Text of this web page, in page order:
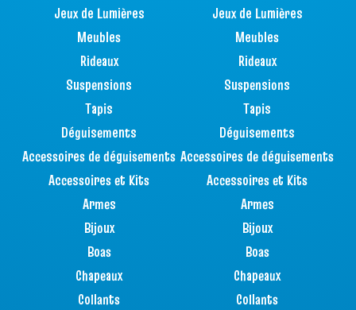
Jeux de Lumières
Meubles
Rideaux
Suspensions
Tapis
Déguisements
Accessoires de déguisements
Accessoires et Kits
Armes
Bijoux
Boas
Chapeaux
Collants
Jeux de Lumières
Meubles
Rideaux
Suspensions
Tapis
Déguisements
Accessoires de déguisements
Accessoires et Kits
Armes
Bijoux
Boas
Chapeaux
Collants